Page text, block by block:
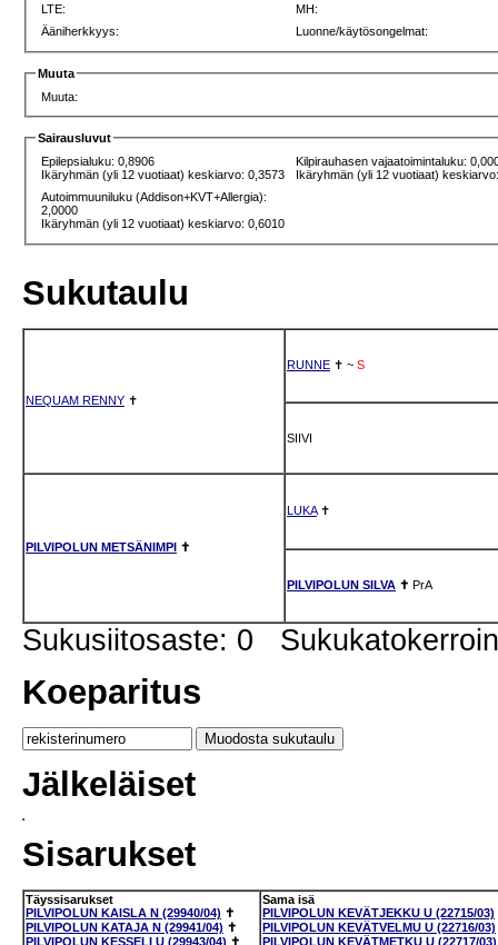
LTE:
MH:
Ääniherkkyys:
Luonne/käytösongelmat:
Muuta
Muuta:
Sairausluvut
Epilepsialuku: 0,8906
Ikäryhmän (yli 12 vuotiaat) keskiarvo: 0,3573
Kilpirauhasen vajaatoimintaluku:
Ikäryhmän (yli 12 vuotiaat)
Autoimmuuniluku (Addison+KVT+Allergia):
2,0000
Ikäryhmän (yli 12 vuotiaat) keskiarvo: 0,6010
Sukutaulu
NEQUAM RENNY ✝
RUNNE ✝ ~ S
SIIVI
PILVIPOLUN METSÄNIMPI ✝
LUKA✝
PILVIPOLUN SILVA ✝ PrA
Sukusiitosaste: 0
Koeparitus
Jälkeläiset
Sisarukset
Täyssisarukset
PILVIPOLUN KAISLA N (29940/04) ✝
PILVIPOLUN KATAJA N (29941/04) ✝
PILVIPOLUN KESSELI U (29943/04) ✝
Sama isä
PILVIPOLUN KEVÄTJEKKU U (22715/03)
PILVIPOLUN KEVÄTVELMU U (22716/03)
PILVIPOLUN KEVÄTMETKU U (22717/03)